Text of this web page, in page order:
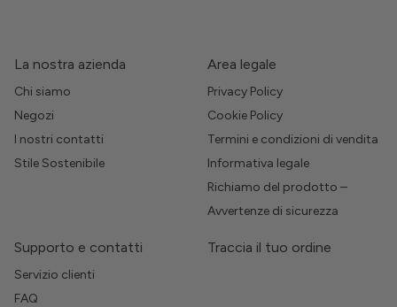
La nostra azienda
Chi siamo
Negozi
I nostri contatti
Stile Sostenibile
Area legale
Privacy Policy
Cookie Policy
Termini e condizioni di vendita
Informativa legale
Richiamo del prodotto –
Avvertenze di sicurezza
Supporto e contatti
Servizio clienti
FAQ
Traccia il tuo ordine